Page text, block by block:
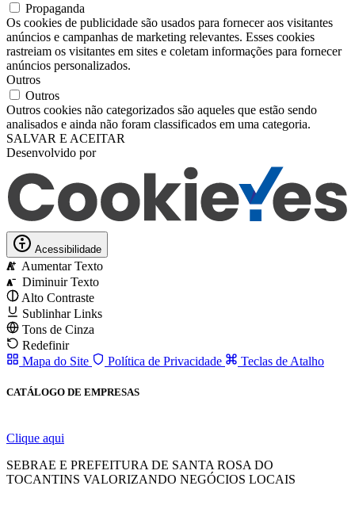
Propaganda
Os cookies de publicidade são usados ​​para fornecer aos visitantes
anúncios e campanhas de marketing relevantes. Esses cookies
rastreiam os visitantes em sites e coletam informações para fornecer
anúncios personalizados.
Outros
Outros
Outros cookies não categorizados são aqueles que estão sendo
analisados ​​e ainda não foram classificados em uma categoria.
SALVAR E ACEITAR
Desenvolvido por
Acessibilidade
A Aumentar Texto
A
Diminuir Texto
Alto Contraste
Sublinhar Links
Tons de Cinza
Redefinir
Mapa do Site
Política de Privacidade Teclas de Atalho
CATÁLOGO DE EMPRESAS
Clique aqui
SEBRAE E PREFEITURA DE SANTA ROSA DO
TOCANTINS VALORIZANDO NEGÓCIOS LOCAIS